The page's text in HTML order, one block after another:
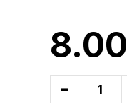
8.00
-